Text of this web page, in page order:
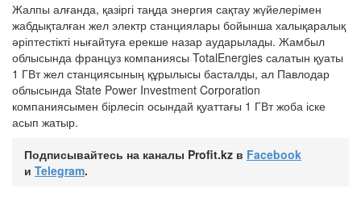
Жалпы алғанда, қазіргі таңда энергия сақтау жүйелерімен
жабдықталған жел электр станциялары бойынша халықаралық
әріптестікті нығайтуға ерекше назар аударылады. Жамбыл
облысында француз компаниясы TotalEnergies салатын қуаты
1 ГВт жел станциясының құрылысы басталды, ал Павлодар
облысында State Power Investment Corporation
компаниясымен бірлесіп осындай қуаттағы 1 ГВт жоба іске
асып жатыр.
Подписывайтесь на каналы Profit.kz в Facebook
и Telegram.